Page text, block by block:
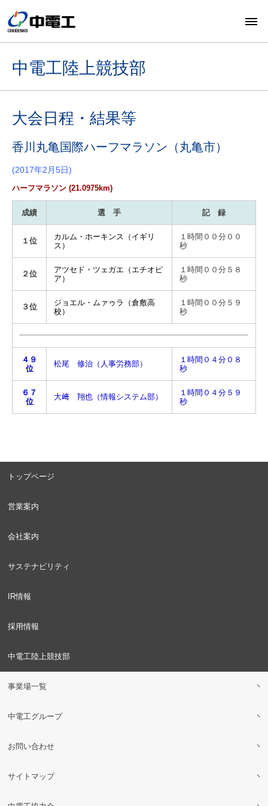
中電工陸上競技部
大会日程・結果等
香川丸亀国際ハーフマラソン（丸亀市）
(2017年2月5日)
ハーフマラソン (21.0975km)
成績 選 手 記 録
１位
カルム・ホーキンス（イギリ
ス）
１時間００分００
秒
２位
アツセド・ツェガエ（エチオピ
ア）
１時間００分５８
秒
３位
ジョエル・ムァゥラ（倉敷高
校）
１時間００分５９
秒
４９
位
松尾 修治（人事労務部）
１時間０４分０８
秒
６７
位
大﨑 翔也（情報システム部）
１時間０４分５９
秒
トップページ
営業案内
会社案内
サステナビリティ
IR情報
採用情報
中電工陸上競技部
事業場一覧
中電工グループ
お問い合わせ
サイトマップ